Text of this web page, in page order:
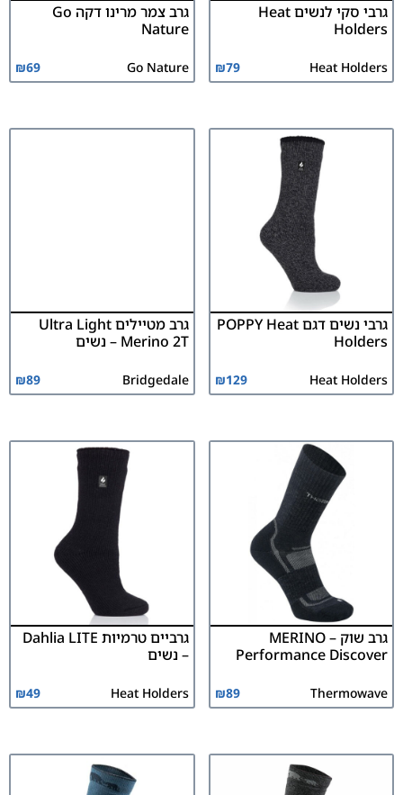
גרבי סקי לנשים Heat
Holders
Heat Holders
₪79
גרב צמר מרינו דקה Go
Nature
Go Nature
₪69
גרבי נשים דגם POPPY Heat
Holders
Heat Holders
₪129
גרב מטיילים Ultra Light
Merino 2T – נשים
Bridgedale
₪89
גרב שוק MERINO –
Performance Discover
Thermowave
₪89
גרביים טרמיות Dahlia LITE
– נשים
Heat Holders
₪49